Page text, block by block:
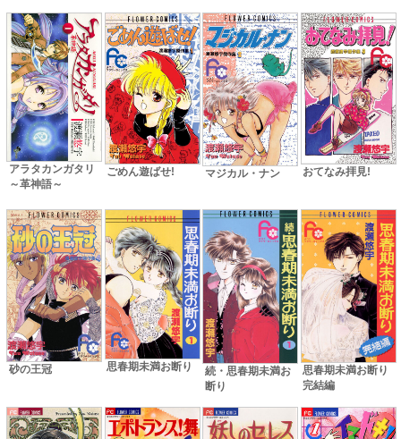
アラタカンガタリ
～革神語～
ごめん遊ばせ! マジカル・ナン おてなみ拝見!
砂の王冠 思春期未満お断り
続・思春期未満お
断り
思春期未満お断り
完結編